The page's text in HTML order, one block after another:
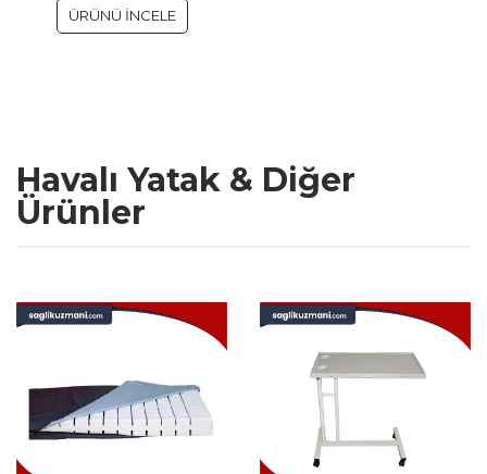
ÜRÜNÜ İNCELE
Havalı Yatak & Diğer
Ürünler